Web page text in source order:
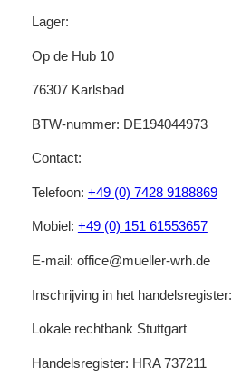
Lager:
Op de Hub 10
76307 Karlsbad
BTW-nummer: DE194044973
Contact:
Telefoon: +49 (0) 7428 9188869
Mobiel: +49 (0) 151 61553657
E-mail: office@mueller-wrh.de
Inschrijving in het handelsregister:
Lokale rechtbank Stuttgart
Handelsregister: HRA 737211